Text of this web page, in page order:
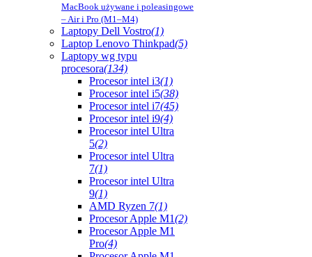
MacBook używane i poleasingowe
– Air i Pro (M1–M4)
Laptopy Dell Vostro(1)
Laptop Lenovo Thinkpad(5)
Laptopy wg typu
procesora(134)
Procesor intel i3(1)
Procesor intel i5(38)
Procesor intel i7(45)
Procesor intel i9(4)
Procesor intel Ultra
5(2)
Procesor intel Ultra
7(1)
Procesor intel Ultra
9(1)
AMD Ryzen 7(1)
Procesor Apple M1(2)
Procesor Apple M1
Pro(4)